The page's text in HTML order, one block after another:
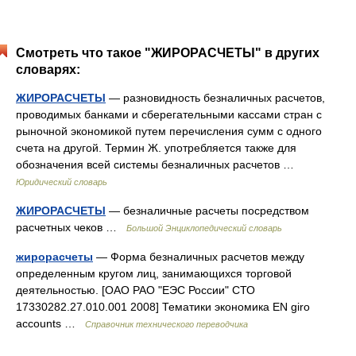
Смотреть что такое "ЖИРОРАСЧЕТЫ" в других
словарях:
ЖИРОРАСЧЕТЫ — разновидность безналичных расчетов,
проводимых банками и сберегательными кассами стран с
рыночной экономикой путем перечисления сумм с одного
счета на другой. Термин Ж. употребляется также для
обозначения всей системы безналичных расчетов …
Юридический словарь
ЖИРОРАСЧЕТЫ — безналичные расчеты посредством
расчетных чеков …
Большой Энциклопедический словарь
жирорасчеты — Форма безналичных расчетов между
определенным кругом лиц, занимающихся торговой
деятельностью. [ОАО РАО "ЕЭС России" СТО
17330282.27.010.001 2008] Тематики экономика EN giro
accounts …
Справочник технического переводчика